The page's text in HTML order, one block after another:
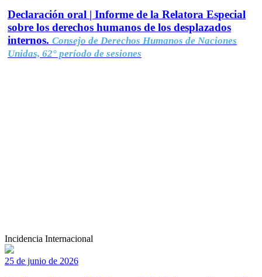
Declaración oral | Informe de la Relatora Especial
sobre los derechos humanos de los desplazados
internos. Consejo de Derechos Humanos de Naciones
Unidas, 62° período de sesiones
Incidencia Internacional
25 de junio de 2026